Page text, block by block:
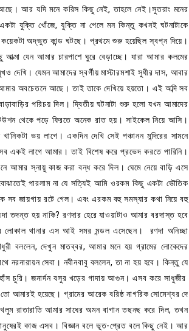
আর যদি মনে করিস কিছু নেই, তাহলে নেই।সুতরাং মনের
যুক্তি খোঁজে, যুক্তি না পেলে মন কিন্তু কখনই ঘটনাটাকে
অদ্ভুত কান্ড ঘটছে। প্রথমে শুরু হয়েছিল স্বপ্ন দিয়ে।
যেন আমার চারপাশে ঘুরে বেড়াচ্ছে। যারা আমার কলমের
দেখি। যেমন আমাদের স্বর্গীয় মাস্টারমশাই সুধীর দাস, আবার
অবচেতনে আছে। তাই তাকে দেখিয়ে হয়তো। এই অব্দি সব
পরিচয় দিল। দ্বিতীয় ঘটনাটা শুরু হলো যখন আমাদের
থেকে পড়ে ফিরতে অনেক রাত হয়। সাইকেল নিয়ে আসি।
ভয় লাগে। একদিন দেখি সেই পঞ্চানন মন্দিরের সামনে
একই লাগে আমার। তাই বিশেষ করে প্রভেদ করতে পারিনি।
স্নায়ু কাজ করা বন্ধ করে দিল। ঘেমে নেয়ে বাড়ি এসে
পারলাম না যে সত্যিই আমি ওরকম কিছু একটা ভৌতিক
জায়গায় রটে গেল। এবং এরকম বহু সমস্যার কথা নিয়ে বহু
হয় নাকি? রণদার হেরে যাওয়াটাও আমার বরদাস্ত হবে
লোকাল থানার এস আই সমর মন্ডল এসেছেন। রণদা অনিচ্ছা
বললেন, দেখুন মাতব্বর, আমার মনে হয় গ্রামের লোকেদের
নরনারায়ন সেবা। নবীনবাবু বললেন, তা না হয় হবে। কিন্তু যে
চুরি। জনার্দন বসুর খড়ের গাদায় আগুন। এসব করে সাধুজীর
আমারই হয়েছে। গ্রামের আরেক বরিষ্ঠ নাগরিক সোমেশ্বর দে
রাতারাতি আমার সাধের অমন বাগান তছনছ করে দিল, তখন
কাজ এসব। বিজ্ঞান বলে ভূত-প্রেত বলে কিছু নেই। আর